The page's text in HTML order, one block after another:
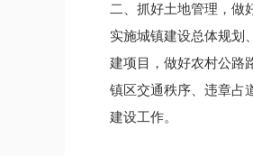
二、抓好土地管理，做
实施城镇建设总体规划
建项目，做好农村公路
镇区交通秩序、违章占
建设工作。